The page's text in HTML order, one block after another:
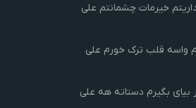
خیرمات چشمانتم علی
واسه قلب ترک خورم علی
بیای بگیرم دستاته هه علی